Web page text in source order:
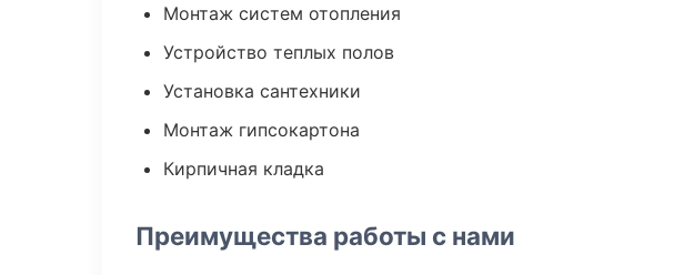
Монтаж систем отопления
Устройство теплых полов
Установка сантехники
Монтаж гипсокартона
Кирпичная кладка
Преимущества работы с нами